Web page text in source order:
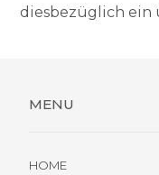
diesbezüglich ein
MENU
HOME